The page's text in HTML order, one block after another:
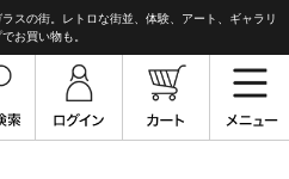
スの街。レトロな街並、体験、アート、ギャラリ
お買い物も。